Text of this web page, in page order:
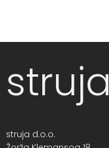
struja
struja d.o.o.